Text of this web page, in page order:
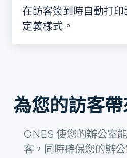
在訪客簽到時自動打
定義樣式。
為您的訪客
ONES 使您的辦公室
客，同時確保您的辦